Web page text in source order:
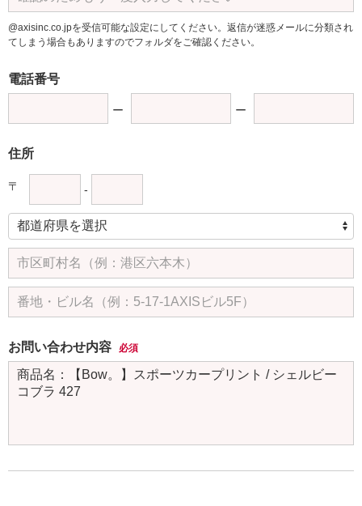
@axisinc.co.jpを受信可能な設定にしてください。返信が迷惑メールに分類され
てしまう場合もありますのでフォルダをご確認ください。
電話番号
住所
〒 -
お問い合わせ内容 必須